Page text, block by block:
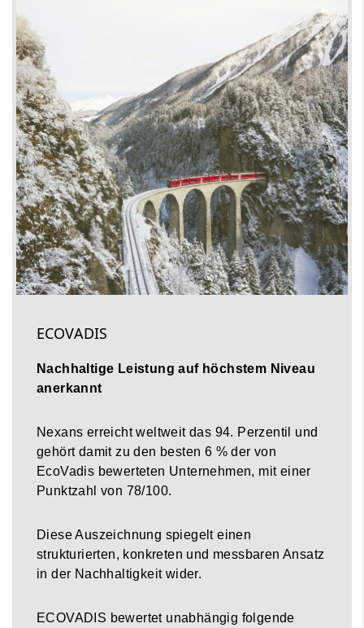
ECOVADIS
Nachhaltige Leistung auf höchstem Niveau
anerkannt
Nexans erreicht weltweit das 94. Perzentil und
gehört damit zu den besten 6 % der von
EcoVadis bewerteten Unternehmen, mit einer
Punktzahl von 78/100.
Diese Auszeichnung spiegelt einen
strukturierten, konkreten und messbaren Ansatz
in der Nachhaltigkeit wider.
ECOVADIS bewertet unabhängig folgende